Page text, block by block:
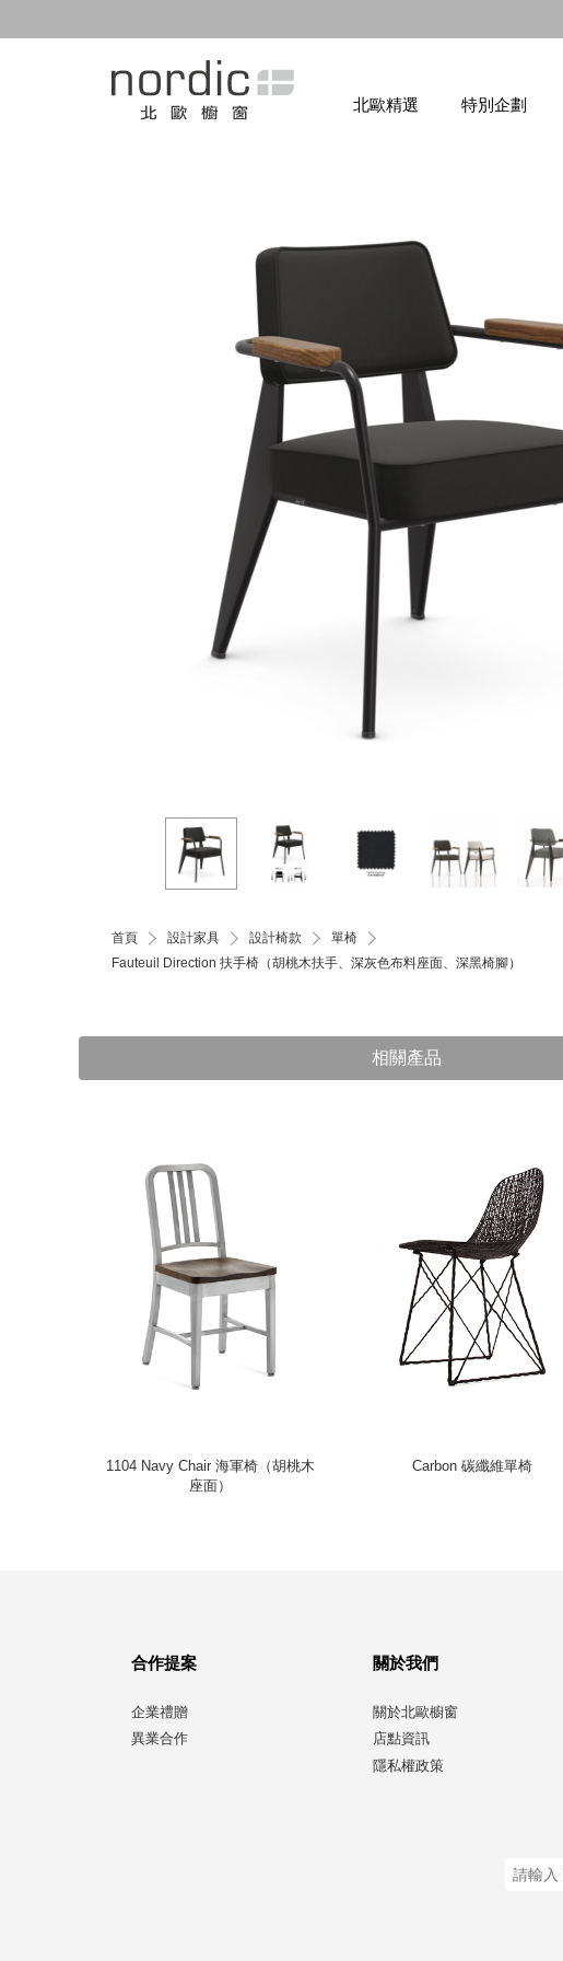
北歐精選 特別企劃
首頁 設計家具 設計椅款
單椅
Fauteuil Direction 扶手椅（胡桃木扶手、深灰色布料座面、深黑椅腳）
相關產品
1104 Navy Chair 海軍椅（胡桃木
座面）
Carbon 碳纖維單椅
合作提案
企業禮贈
異業合作
關於我們
關於北歐櫥窗
店點資訊
隱私權政策